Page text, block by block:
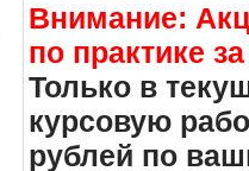
Внимание:
по практике
Только в
курсовую
рублей по